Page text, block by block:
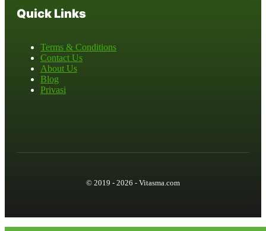
Quick Links
Terms & Conditions
Contact Us
About Us
Blog
Privasi
© 2019 - 2026 - Vitasma.com